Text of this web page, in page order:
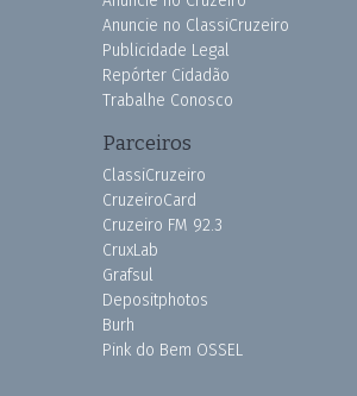
Anuncie no ClassiCruzeiro
Publicidade Legal
Repórter Cidadão
Trabalhe Conosco
Parceiros
ClassiCruzeiro
CruzeiroCard
Cruzeiro FM 92.3
CruxLab
Grafsul
Depositphotos
Burh
Pink do Bem OSSEL